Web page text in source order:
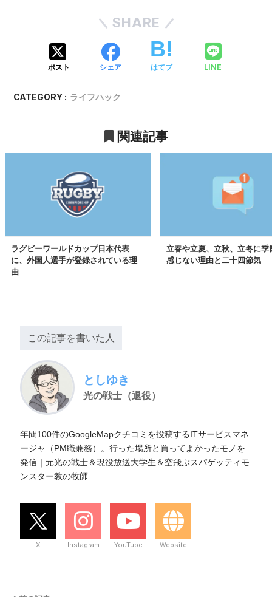
SHARE
ポスト シェア はてブ LINE
CATEGORY : ライフハック
関連記事
ラグビーワールドカップ日本代表
に、外国人選手が登録されている理
由
立春や立夏、立秋、立冬に季
感じない理由と二十四節気
この記事を書いた人
としゆき
光の戦士（退役）
年間100件のGoogleMapクチコミを投稿するITサービスマネ
ージャ（PM職兼務）。行った場所と買ってよかったモノを
発信｜元光の戦士＆現役放送大学生＆空飛ぶスパゲッティモ
ンスター教の牧師
X Instagram YouTube Website